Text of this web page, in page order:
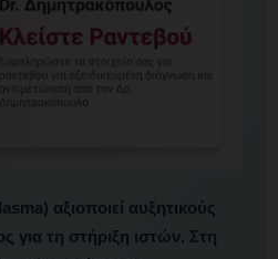
αξιοποιεί αυξητικούς
για τη στήριξη ιστών. Στη